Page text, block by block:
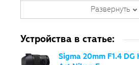
печатными и
за эти годы
Развернуть
Устройства в статье:
Sigma 20mm F1.4 DG